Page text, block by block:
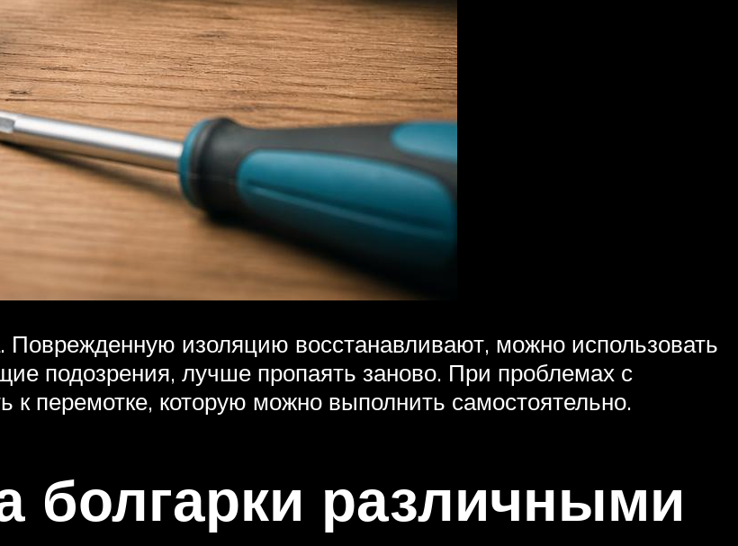
изоляцию восстанавливают, можно использовать
подозрения, лучше пропаять заново. При проблемах с
к перемотке, которую можно выполнить самостоятельно.
болгарки различными